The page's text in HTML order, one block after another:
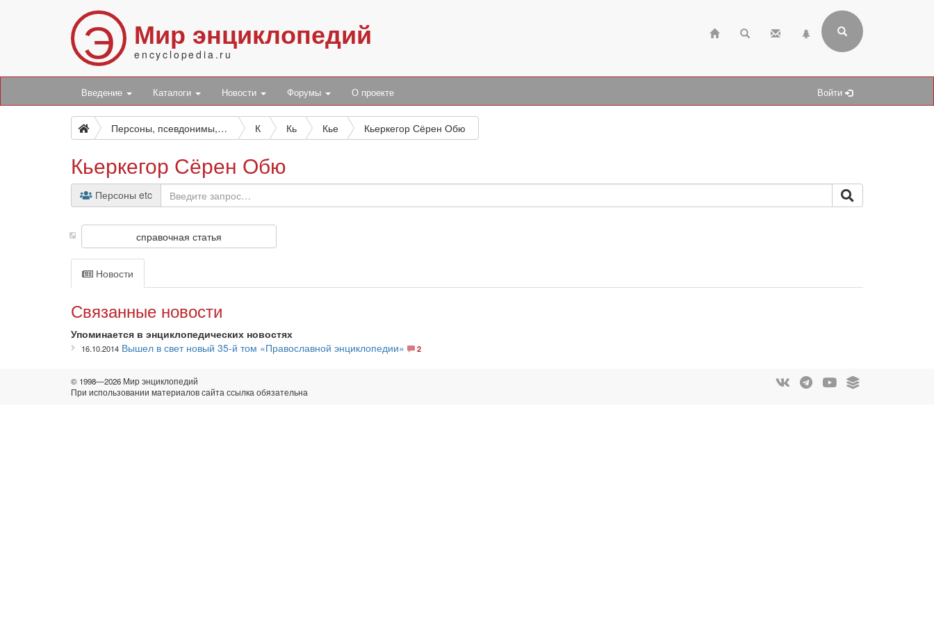
Э Мир энциклопедий
encyclopedia.ru
Введение Каталоги Новости Форумы О проекте Войти
Персоны, псевдонимы, персонажи и боты К Кь Кье Кьеркегор Сёрен Обю
Кьеркегор Сёрен Обю
Персоны etc
справочная статья
Новости
Связанные новости
Упоминается в энциклопедических новостях
16.10.2014 Вышел в свет новый 35-й том «Православной энциклопедии» 2
© 1998—2026 Мир энциклопедий
При использовании материалов сайта ссылка обязательна